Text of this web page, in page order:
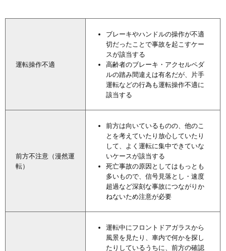
運転操作不適
ブレーキやハンドルの操作が不適
切だったことで事故を起こすケー
スが該当する
高齢者のブレーキ・アクセルペダ
ルの踏み間違えは有名だが、片手
運転などの行為も運転操作不適に
該当する
前方不注意（漫然運
転）
前方は向いているものの、他のこ
とを考えていたり放心していたり
して、よく運転に集中できていな
いケースが該当する
死亡事故の原因としてはもっとも
多いもので、信号見落とし・速度
超過など深刻な事故につながりか
ねないため注意が必要
運転中にフロントドアガラスから
風景を見たり、車内で何かを探し
たりしているうちに、前方の確認